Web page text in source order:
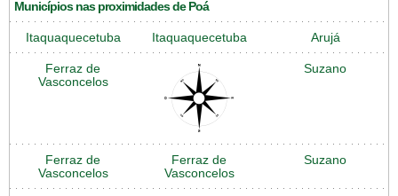
Municípios nas proximidades de Poá
Itaquaquecetuba Itaquaquecetuba Arujá
Ferraz de
Vasconcelos
Suzano
Ferraz de
Vasconcelos
Ferraz de
Vasconcelos
Suzano